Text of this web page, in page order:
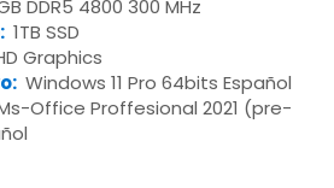
DDR5 4800 300 MHz
1TB SSD
Graphics
Windows 11 Pro 64bits Español
Office Proffesional 2021 (pre-